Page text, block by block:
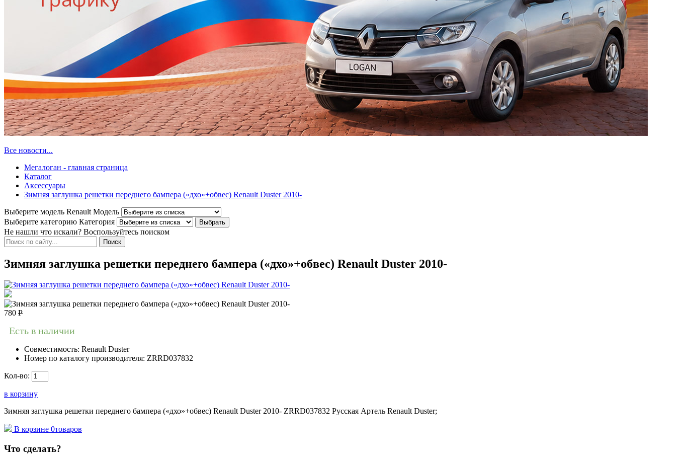
Все новости...
Мегалоган - главная страница
Каталог
Аксессуары
Зимняя заглушка решетки переднего бампера («дхо»+обвес) Renault Duster 2010-
Выберите модель Renault Модель
Выберите категорию Категория
Не нашли что искали? Воспользуйтесь поиском
Зимняя заглушка решетки переднего бампера («дхо»+обвес) Renault Duster 2010-
780 Р
Есть в наличии
Совместимость: Renault Duster
Номер по каталогу производителя: ZRRD037832
Кол-во:
в корзину
Зимняя заглушка решетки переднего бампера («дхо»+обвес) Renault Duster 2010- ZRRD037832 Русская Артель Renault Duster;
В корзине 0товаров
Что сделать?